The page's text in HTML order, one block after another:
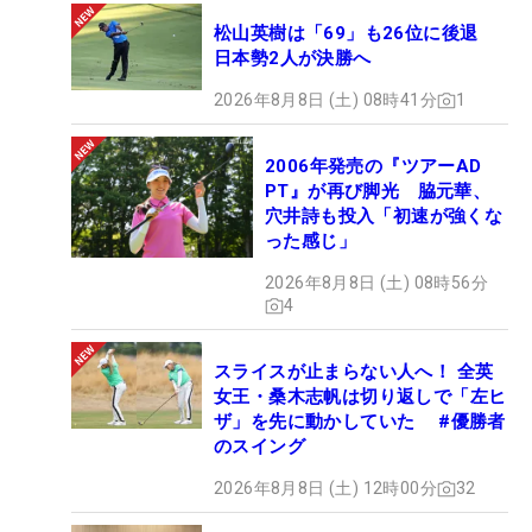
松山英樹は「69」も26位に後退
日本勢2人が決勝へ
2026年8月8日 (土) 08時41分 1
2006年発売の『ツアーAD
PT』が再び脚光 脇元華、
穴井詩も投入「初速が強くな
った感じ」
2026年8月8日 (土) 08時56分
4
スライスが止まらない人へ！ 全英
女王・桑木志帆は切り返しで「左ヒ
ザ」を先に動かしていた #優勝者
のスイング
2026年8月8日 (土) 12時00分 32